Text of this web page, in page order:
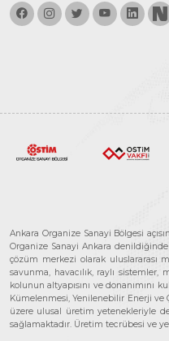
Ankara Organize Sanayi Bölgesi
Organize Sanayi Ankara denildiğinde
çözüm merkezi olarak uluslararası
savunma, havacılık, raylı
kolunun altyapısını ve
Kümelenmesi, Yenilenebilir Enerji ve
üzere ulusal üretim yetenekleriyle
sağlamaktadır. Üretim tecrübesi ve